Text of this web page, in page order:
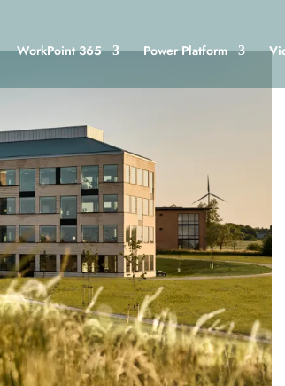
WorkPoint 365 Power Platform